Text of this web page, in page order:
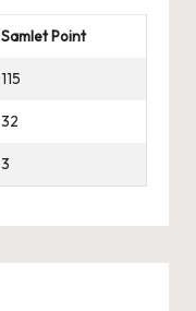
Samlet Point
115
32
3